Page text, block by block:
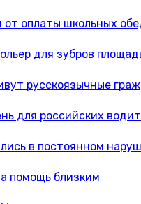
от оплаты школьных
для зубров
русскоязычные
для российских
в постоянном
помощь близким